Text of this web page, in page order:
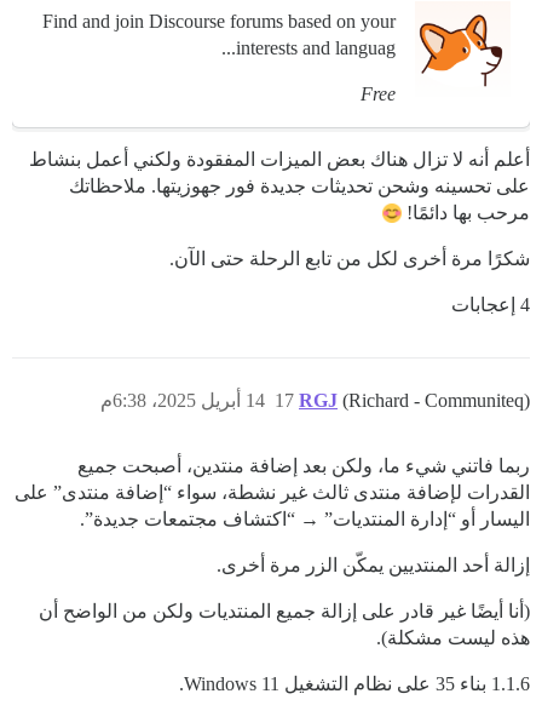
Find and join Discourse forums based on your
interests and languag...
Free
أعلم أنه لا تزال هناك بعض الميزات المفقودة ولكني أعمل بنشاط
على تحسينه وشحن تحديثات جديدة فور جهوزيتها. ملاحظاتك
مرحب بها دائمًا!
شكرًا مرة أخرى لكل من تابع الرحلة حتى الآن.
4 إعجابات
RGJ (Richard - Communiteq) 14 أبريل 2025، 6:38م 17
ربما فاتني شيء ما، ولكن بعد إضافة منتدين، أصبحت جميع
القدرات لإضافة منتدى ثالث غير نشطة، سواء “إضافة منتدى” على
اليسار أو “إدارة المنتديات” → “اكتشاف مجتمعات جديدة”.
إزالة أحد المنتديين يمكّن الزر مرة أخرى.
(أنا أيضًا غير قادر على إزالة جميع المنتديات ولكن من الواضح أن
هذه ليست مشكلة).
1.1.6 بناء 35 على نظام التشغيل Windows 11.